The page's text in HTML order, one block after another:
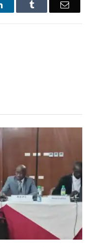
LinkedInTumblr Email